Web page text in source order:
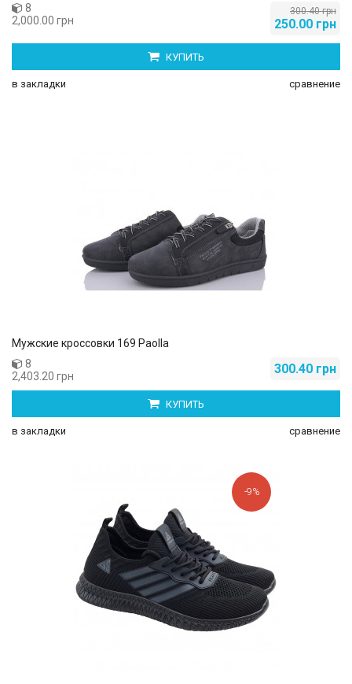
300.40 грн
250.00 грн
8
2,000.00 грн
КУПИТЬ
в закладки сравнение
Мужские кроссовки 169 Paolla
300.40 грн
8
2,403.20 грн
КУПИТЬ
в закладки сравнение
-9%